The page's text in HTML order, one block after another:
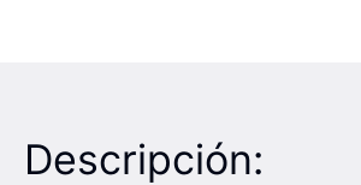
Descripción: